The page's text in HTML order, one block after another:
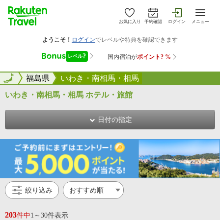
お気に入り 予約確認 ログイン メニュー
全国福島県 いわき・南相馬・相馬
全国
いわき・南相馬・相馬 ホテル・旅館
日付の指定
絞り込み
203件中1～30件表示